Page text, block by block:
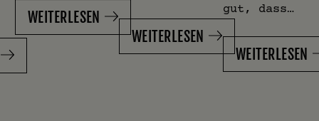
WEITERLESEN
WEITERLESEN
gut, dass…
WEITERLESEN